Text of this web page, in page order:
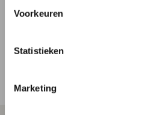
Voorkeuren
Statistieken
Marketing
Poster ontwerp 8: Shhh...
Poster ontwerp 9: Garden
E-mailadres